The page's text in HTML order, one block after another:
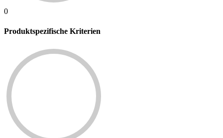
0
Produktspezifische Kriterien